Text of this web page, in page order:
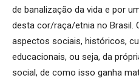
de banalização da vida e por
desta cor/raça/etnia no Brasil.
aspectos sociais, históricos,
educacionais, ou seja, da
social, de como isso ganha